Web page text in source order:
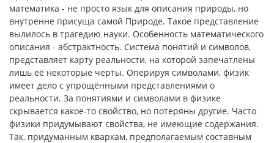
математика - не просто язык для описания природы, но
внутренне присуща самой Природе. Такое представление
вылилось в трагедию науки. Особенность математического
описания - абстрактность. Система понятий и символов,
представляет карту реальности, на которой запечатлены
лишь её некоторые черты. Оперируя символами, физик
имеет дело с упрощёнными представлениями о
реальности. За понятиями и символами в физике
скрывается какое-то свойство, но потеряны другие. Часто
физики придумывают свойства, не имеющие содержания.
Так, придуманным кваркам, предполагаемым составным